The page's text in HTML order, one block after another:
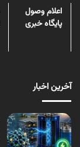
اعلام وصول
پایگاه خبری
آخرین اخبار